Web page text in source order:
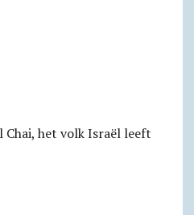
Chai, het volk Israël leeft